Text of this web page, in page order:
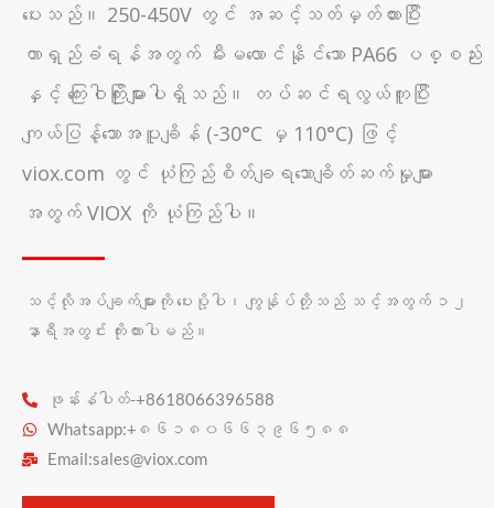
ပေးသည်။ 250-450V တွင် အဆင့်သတ်မှတ်ထားပြီး
တာရှည်ခံရန်အတွက် မီးမလောင်နိုင်သော PA66 ပစ္စည်း
နှင့် ကြေးဝါကြိုးများပါရှိသည်။ တပ်ဆင်ရလွယ်ကူပြီး
ကျယ်ပြန့်သောအပူချိန် (-30°C မှ 110°C) ဖြင့်
viox.com တွင် ယုံကြည်စိတ်ချရသောချိတ်ဆက်မှုများ
အတွက် VIOX ကို ယုံကြည်ပါ။
သင့်လိုအပ်ချက်များကို ပေးပို့ပါ၊ ကျွန်ုပ်တို့သည် သင့်အတွက် ၁၂
နာရီအတွင်း ကိုးကားပါမည်။
ဖုန်းနံပါတ်-+8618066396588
Whatsapp:+၈၆၁၈၀၆၆၃၉၆၅၈၈
Email:sales@viox.com